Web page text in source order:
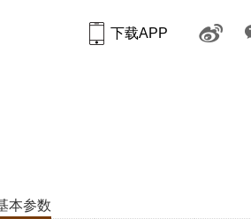
下载APP
本参数